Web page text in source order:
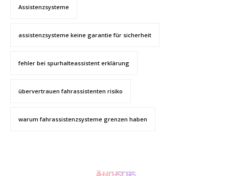
Assistenzsysteme
assistenzsysteme keine garantie für sicherheit
fehler bei spurhalteassistent erklärung
übervertrauen fahrassistenten risiko
warum fahrassistenzsysteme grenzen haben